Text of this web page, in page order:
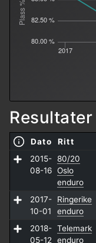
2017
80.00 %
82.50 %
Resultater
Dato Ritt
2015-
08-16
80/20
Oslo
enduro
2017-
10-01
Ringerike
enduro
2018-
05-12
Telemark
enduro